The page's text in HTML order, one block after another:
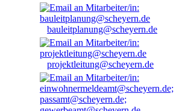
bauleitplanung@scheyern.de
projektleitung@scheyern.de